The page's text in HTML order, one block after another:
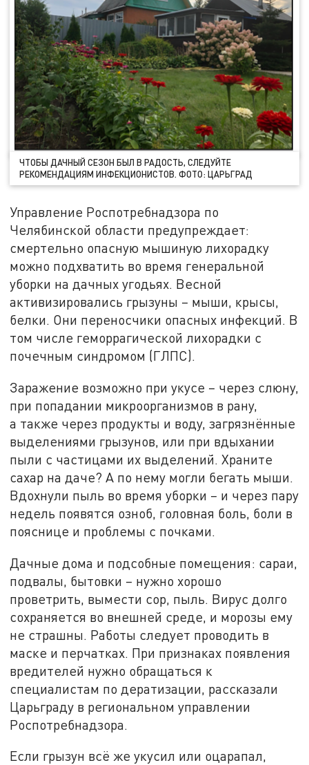
ЧТОБЫ ДАЧНЫЙ СЕЗОН БЫЛ В РАДОСТЬ, СЛЕДУЙТЕ
РЕКОМЕНДАЦИЯМ ИНФЕКЦИОНИСТОВ. ФОТО: ЦАРЬГРАД
Управление Роспотребнадзора по
Челябинской области предупреждает:
смертельно опасную мышиную лихорадку
можно подхватить во время генеральной
уборки на дачных угодьях. Весной
активизировались грызуны – мыши, крысы,
белки. Они переносчики опасных инфекций. В
том числе геморрагической лихорадки с
почечным синдромом (ГЛПС).
Заражение возможно при укусе – через слюну,
при попадании микроорганизмов в рану,
а также через продукты и воду, загрязнённые
выделениями грызунов, или при вдыхании
пыли с частицами их выделений. Храните
сахар на даче? А по нему могли бегать мыши.
Вдохнули пыль во время уборки – и через пару
недель появятся озноб, головная боль, боли в
пояснице и проблемы с почками.
Дачные дома и подсобные помещения: сараи,
подвалы, бытовки – нужно хорошо
проветрить, вымести сор, пыль. Вирус долго
сохраняется во внешней среде, и морозы ему
не страшны. Работы следует проводить в
маске и перчатках. При признаках появления
вредителей нужно обращаться к
специалистам по дератизации, рассказали
Царьграду в региональном управлении
Роспотребнадзора.
Если грызун всё же укусил или оцарапал,